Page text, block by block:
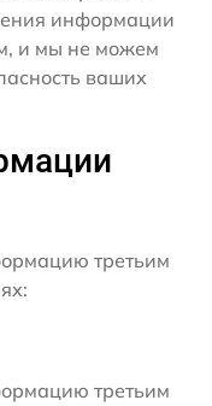
информации
и мы не можем
ваших
третьим
третьим